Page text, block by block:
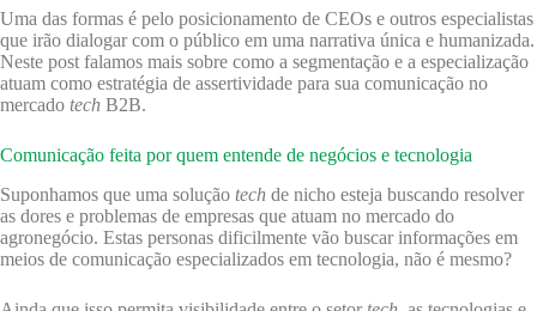
Uma das formas é pelo posicionamento de CEOs e outros especialistas
que irão dialogar com o público em uma narrativa única e humanizada.
Neste post falamos mais sobre como a segmentação e a especialização
atuam como estratégia de assertividade para sua comunicação no
mercado tech B2B.
Comunicação feita por quem entende de negócios e tecnologia
Suponhamos que uma solução tech de nicho esteja buscando resolver
as dores e problemas de empresas que atuam no mercado do
agronegócio. Estas personas dificilmente vão buscar informações em
meios de comunicação especializados em tecnologia, não é mesmo?